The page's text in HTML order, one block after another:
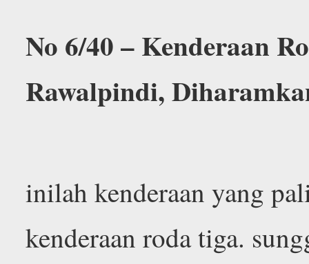
No 6/40 – Kenderaan
Rawalpindi,
inilah kenderaan yang
kenderaan roda tiga.